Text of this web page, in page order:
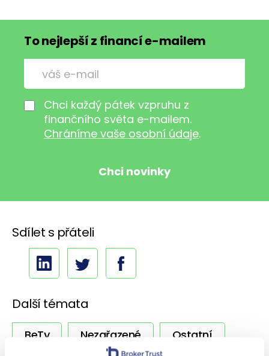
To nejlepší z financí e-mailem
Chci každý pátek vzpruhu z
finančního světa e-mailem.
Chráníme vaše osobní údaje.
Sdílet s přáteli
Další témata
BeTy Nezařazené Ostatní